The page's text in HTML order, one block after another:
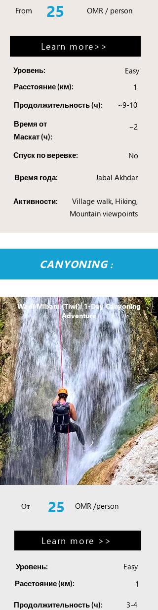
From 25 OMR / person
Learn more>>
Уровень: Easy
Расстояние (км): 1
Продолжительность (ч):
Время от
Маскат (ч):
~9-10
~2
Спуск по веревке: No
Время года: Jabal Akhdar
Активности:
Village walk, Hiking,
Mountain viewpoints
CANYONING :
Wadi Mibam (Tiwi): 1-Day Canyoning
Adventure
От 25 OMR /person
Learn more >>
Уровень: Easy
Расстояние (км): 1
Продолжительность (ч): 3-4